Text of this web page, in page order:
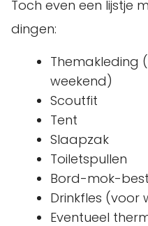
Toch even een lijstje
dingen:
Themakleding
weekend)
Scoutfit
Tent
Slaapzak
Toiletspullen
Bord-mok-
Drinkfles (voor
Eventueel